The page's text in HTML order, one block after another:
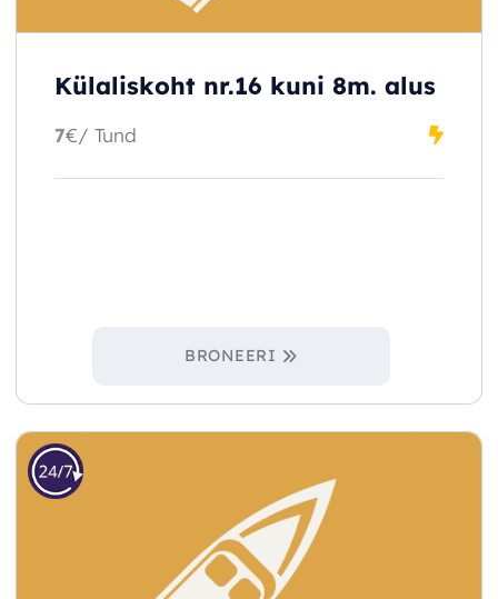
Külaliskoht nr.16 kuni 8m. alus
7€/ Tund
BRONEERI